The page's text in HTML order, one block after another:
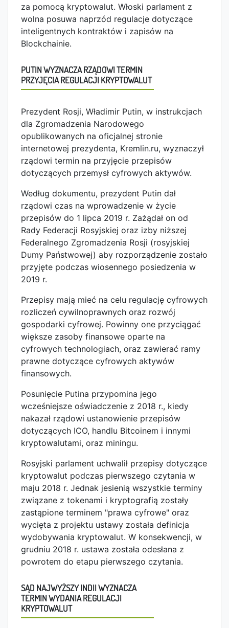
za pomocą kryptowalut. Włoski parlament z
wolna posuwa naprzód regulacje dotyczące
inteligentnych kontraktów i zapisów na
Blockchainie.
PUTIN WYZNACZA RZĄDOWI TERMIN
PRZYJĘCIA REGULACJI KRYPTOWALUT
Prezydent Rosji, Władimir Putin, w instrukcjach
dla Zgromadzenia Narodowego
opublikowanych na oficjalnej stronie
internetowej prezydenta, Kremlin.ru, wyznaczył
rządowi termin na przyjęcie przepisów
dotyczących przemysł cyfrowych aktywów.
Według dokumentu, prezydent Putin dał
rządowi czas na wprowadzenie w życie
przepisów do 1 lipca 2019 r. Zażądał on od
Rady Federacji Rosyjskiej oraz izby niższej
Federalnego Zgromadzenia Rosji (rosyjskiej
Dumy Państwowej) aby rozporządzenie zostało
przyjęte podczas wiosennego posiedzenia w
2019 r.
Przepisy mają mieć na celu regulację cyfrowych
rozliczeń cywilnoprawnych oraz rozwój
gospodarki cyfrowej. Powinny one przyciągać
większe zasoby finansowe oparte na
cyfrowych technologiach, oraz zawierać ramy
prawne dotyczące cyfrowych aktywów
finansowych.
Posunięcie Putina przypomina jego
wcześniejsze oświadczenie z 2018 r., kiedy
nakazał rządowi ustanowienie przepisów
dotyczących ICO, handlu Bitcoinem i innymi
kryptowalutami, oraz miningu.
Rosyjski parlament uchwalił przepisy dotyczące
kryptowalut podczas pierwszego czytania w
maju 2018 r. Jednak jesienią wszystkie terminy
związane z tokenami i kryptografią zostały
zastąpione terminem "prawa cyfrowe" oraz
wycięta z projektu ustawy została definicja
wydobywania kryptowalut. W konsekwencji, w
grudniu 2018 r. ustawa została odesłana z
powrotem do etapu pierwszego czytania.
SĄD NAJWYŻSZY INDII WYZNACZA
TERMIN WYDANIA REGULACJI
KRYPTOWALUT